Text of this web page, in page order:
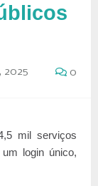
2025 0
mil serviços
login único,